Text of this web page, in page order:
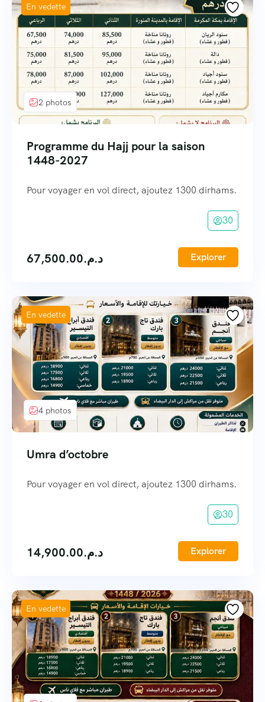
En vedette
2 photos
Programme du Hajj pour la saison
1448-2027
Pour voyager en vol direct, ajoutez 1300 dirhams.
30
د.م.67,500.00 Explorer
En vedette
4 photos
Umra d’octobre
Pour voyager en vol direct, ajoutez 1300 dirhams.
30
د.م.14,900.00 Explorer
En vedette